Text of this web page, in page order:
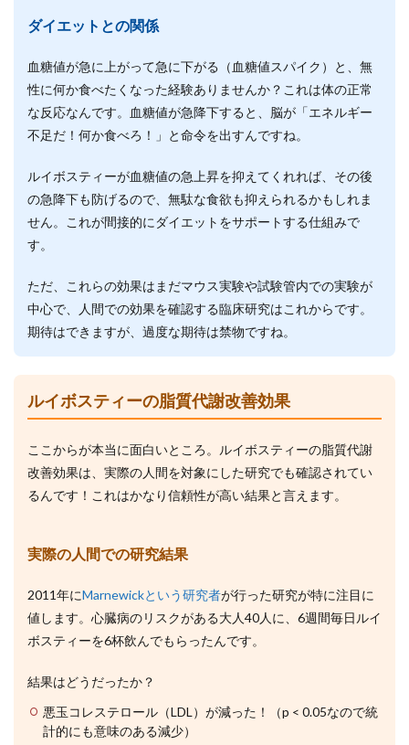
ダイエットとの関係
血糖値が急に上がって急に下がる（血糖値スパイク）と、無
性に何か食べたくなった経験ありませんか？これは体の正常
な反応なんです。血糖値が急降下すると、脳が「エネルギー
不足だ！何か食べろ！」と命令を出すんですね。
ルイボスティーが血糖値の急上昇を抑えてくれれば、その後
の急降下も防げるので、無駄な食欲も抑えられるかもしれま
せん。これが間接的にダイエットをサポートする仕組みで
す。
ただ、これらの効果はまだマウス実験や試験管内での実験が
中心で、人間での効果を確認する臨床研究はこれからです。
期待はできますが、過度な期待は禁物ですね。
ルイボスティーの脂質代謝改善効果
ここからが本当に面白いところ。ルイボスティーの脂質代謝
改善効果は、実際の人間を対象にした研究でも確認されてい
るんです！これはかなり信頼性が高い結果と言えます。
実際の人間での研究結果
2011年にMarnewickという研究者が行った研究が特に注目に
値します。心臓病のリスクがある大人40人に、6週間毎日ルイ
ボスティーを6杯飲んでもらったんです。
結果はどうだったか？
悪玉コレステロール（LDL）が減った！（p < 0.05なので統
計的にも意味のある減少）